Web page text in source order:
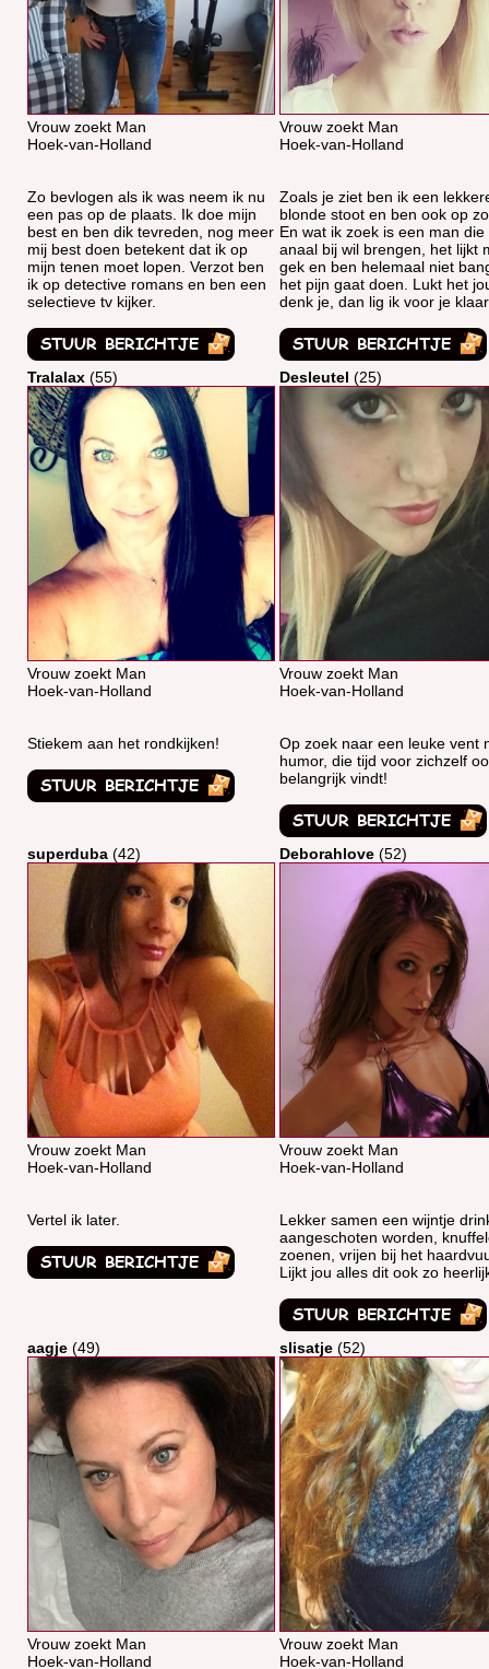
Vrouw zoekt Man
Hoek-van-Holland
Zo bevlogen als ik was neem ik nu
een pas op de plaats. Ik doe mijn
best en ben dik tevreden, nog meer
mij best doen betekent dat ik op
mijn tenen moet lopen. Verzot ben
ik op detective romans en ben een
selectieve tv kijker.
Vrouw zoekt Man
Hoek-van-Holland
Zoals je ziet ben ik een
blonde stoot en ben ook op
En wat ik zoek is een man die
anaal bij wil brengen, het lijkt
gek en ben helemaal niet
het pijn gaat doen. Lukt het
denk je, dan lig ik voor je
Tralalax (55)
Vrouw zoekt Man
Hoek-van-Holland
Stiekem aan het rondkijken!
Desleutel (25)
Vrouw zoekt Man
Hoek-van-Holland
Op zoek naar een leuke vent
humor, die tijd voor zichzelf
belangrijk vindt!
superduba (42)
Vrouw zoekt Man
Hoek-van-Holland
Vertel ik later.
Deborahlove (52)
Vrouw zoekt Man
Hoek-van-Holland
Lekker samen een wijntje
aangeschoten worden,
zoenen, vrijen bij het
Lijkt jou alles dit ook zo
aagje (49)
Vrouw zoekt Man
Hoek-van-Holland
slisatje (52)
Vrouw zoekt Man
Hoek-van-Holland